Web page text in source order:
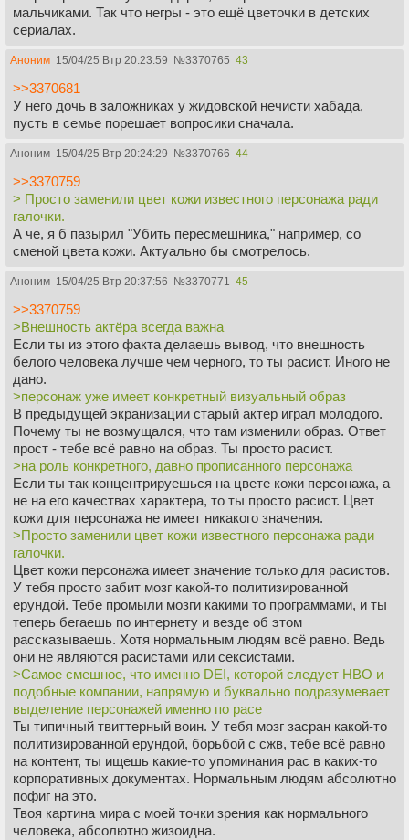
мальчиками. Так что негры - это ещё цветочки в детских
сериалах.
Аноним 15/04/25 Втр 20:23:59 №3370765 43
>>3370681
У него дочь в заложниках у жидовской нечисти хабада,
пусть в семье порешает вопросики сначала.
Аноним 15/04/25 Втр 20:24:29 №3370766 44
>>3370759
> Просто заменили цвет кожи известного персонажа ради
галочки.
А че, я б пазырил "Убить пересмешника," например, со
сменой цвета кожи. Актуально бы смотрелось.
Аноним 15/04/25 Втр 20:37:56 №3370771 45
>>3370759
>Внешность актёра всегда важна
Если ты из этого факта делаешь вывод, что внешность
белого человека лучше чем черного, то ты расист. Иного не
дано.
>персонаж уже имеет конкретный визуальный образ
В предыдущей экранизации старый актер играл молодого.
Почему ты не возмущался, что там изменили образ. Ответ
прост - тебе всё равно на образ. Ты просто расист.
>на роль конкретного, давно прописанного персонажа
Если ты так концентрируешься на цвете кожи персонажа, а
не на его качествах характера, то ты просто расист. Цвет
кожи для персонажа не имеет никакого значения.
>Просто заменили цвет кожи известного персонажа ради
галочки.
Цвет кожи персонажа имеет значение только для расистов.
У тебя просто забит мозг какой-то политизированной
ерундой. Тебе промыли мозги какими то программами, и ты
теперь бегаешь по интернету и везде об этом
рассказываешь. Хотя нормальным людям всё равно. Ведь
они не являются расистами или сексистами.
>Самое смешное, что именно DEI, которой следует HBO и
подобные компании, напрямую и буквально подразумевает
выделение персонажей именно по расе
Ты типичный твиттерный воин. У тебя мозг засран какой-то
политизированной ерундой, борьбой с сжв, тебе всё равно
на контент, ты ищешь какие-то упоминания рас в каких-то
корпоративных документах. Нормальным людям абсолютно
пофиг на это.
Твоя картина мира с моей точки зрения как нормального
человека, абсолютно жизоидна.